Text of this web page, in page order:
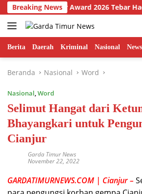
Langsung
ke
konten
Breaking News
Takalar Award 2026 Tebar Hadiah.
Berita Daerah Kriminal Nasional News
Beranda Nasional Word
Nasional,Word
Selimut Hangat dari
Bhayangkari untuk
Cianjur
Garda Timur News
November 22, 2022
GARDATIMURNEWS.COM | Cianjur –